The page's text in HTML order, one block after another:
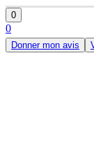
0
0
Donner mon avis